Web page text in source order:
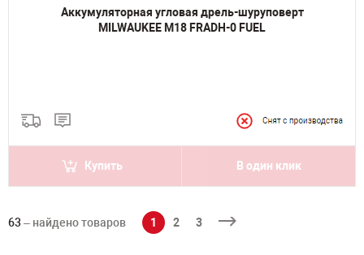
Аккумуляторная угловая дрель-шуруповерт
MILWAUKEE M18 FRADH-0 FUEL
Купить В один клик
63 – найдено товаров 1 2 3